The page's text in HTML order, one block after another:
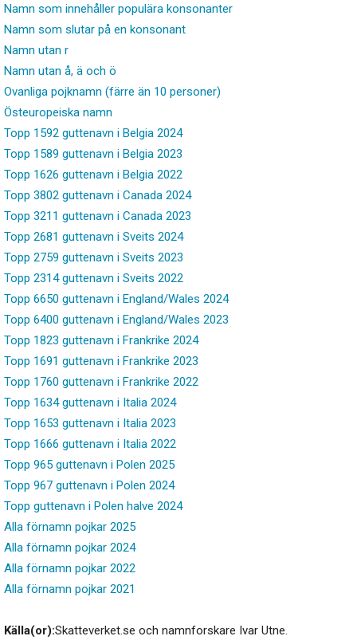
Namn som innehåller populära konsonanter
Namn som slutar på en konsonant
Namn utan r
Namn utan å, ä och ö
Ovanliga pojknamn (färre än 10 personer)
Östeuropeiska namn
Topp 1592 guttenavn i Belgia 2024
Topp 1589 guttenavn i Belgia 2023
Topp 1626 guttenavn i Belgia 2022
Topp 3802 guttenavn i Canada 2024
Topp 3211 guttenavn i Canada 2023
Topp 2681 guttenavn i Sveits 2024
Topp 2759 guttenavn i Sveits 2023
Topp 2314 guttenavn i Sveits 2022
Topp 6650 guttenavn i England/Wales 2024
Topp 6400 guttenavn i England/Wales 2023
Topp 1823 guttenavn i Frankrike 2024
Topp 1691 guttenavn i Frankrike 2023
Topp 1760 guttenavn i Frankrike 2022
Topp 1634 guttenavn i Italia 2024
Topp 1653 guttenavn i Italia 2023
Topp 1666 guttenavn i Italia 2022
Topp 965 guttenavn i Polen 2025
Topp 967 guttenavn i Polen 2024
Topp guttenavn i Polen halve 2024
Alla förnamn pojkar 2025
Alla förnamn pojkar 2024
Alla förnamn pojkar 2022
Alla förnamn pojkar 2021
Källa(or):Skatteverket.se och namnforskare Ivar Utne.